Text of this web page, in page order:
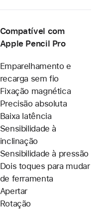
Compatível com
Apple Pencil Pro
Emparelhamento e
recarga sem fio
Fixação magnética
Precisão absoluta
Baixa latência
Sensibilidade à
inclinação
Sensibilidade à pressão
Dois toques para mudar
de ferramenta
Apertar
Rotação